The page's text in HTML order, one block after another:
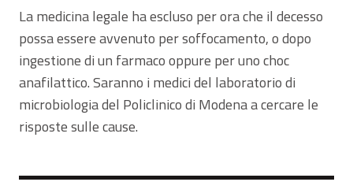
La medicina legale ha escluso per ora che il decesso
possa essere avvenuto per soffocamento, o dopo
ingestione di un farmaco oppure per uno choc
anafilattico. Saranno i medici del laboratorio di
microbiologia del Policlinico di Modena a cercare le
risposte sulle cause.